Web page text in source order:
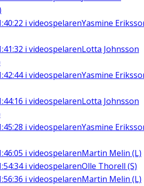
i videospelarenYasmine
i videospelarenLotta Johnsson
i videospelarenYasmine
i videospelarenLotta Johnsson
i videospelarenYasmine
i videospelarenMartin Melin (L)
i videospelarenOlle Thorell (S)
i videospelarenMartin Melin (L)